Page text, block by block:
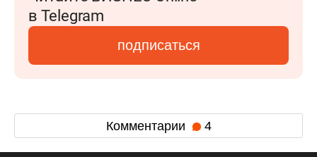
в Telegram
подписаться
Комментарии 4